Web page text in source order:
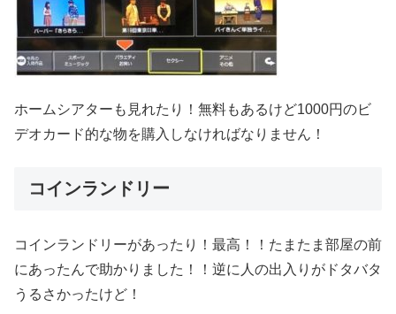
ホームシアターも見れたり！無料もあるけど1000円のビ
デオカード的な物を購入しなければなりません！
コインランドリー
コインランドリーがあったり！最高！！たまたま部屋の前
にあったんで助かりました！！逆に人の出入りがドタバタ
うるさかったけど！